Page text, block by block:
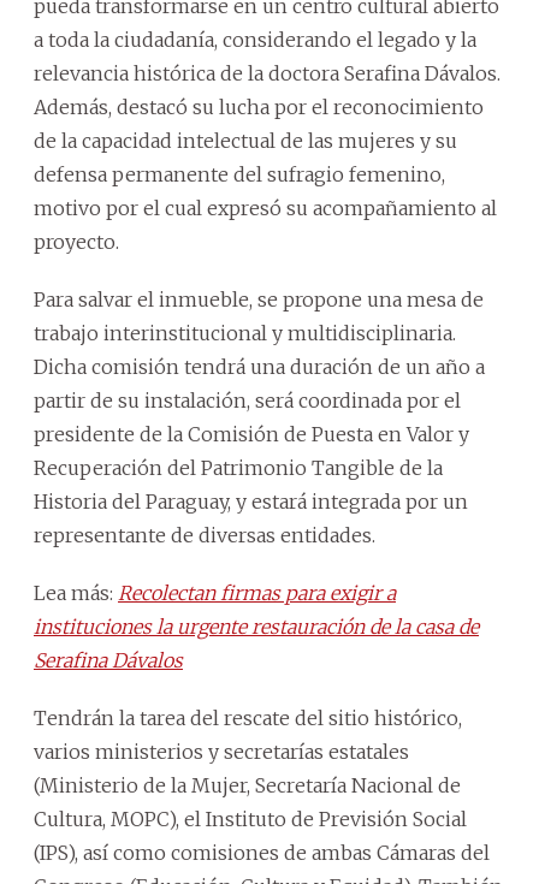
pueda transformarse en un centro cultural abierto
a toda la ciudadanía, considerando el legado y la
relevancia histórica de la doctora Serafina Dávalos.
Además, destacó su lucha por el reconocimiento
de la capacidad intelectual de las mujeres y su
defensa permanente del sufragio femenino,
motivo por el cual expresó su acompañamiento al
proyecto.
Para salvar el inmueble, se propone una mesa de
trabajo interinstitucional y multidisciplinaria.
Dicha comisión tendrá una duración de un año a
partir de su instalación, será coordinada por el
presidente de la Comisión de Puesta en Valor y
Recuperación del Patrimonio Tangible de la
Historia del Paraguay, y estará integrada por un
representante de diversas entidades.
Lea más: Recolectan firmas para exigir a
instituciones la urgente restauración de la casa de
Serafina Dávalos
Tendrán la tarea del rescate del sitio histórico,
varios ministerios y secretarías estatales
(Ministerio de la Mujer, Secretaría Nacional de
Cultura, MOPC), el Instituto de Previsión Social
(IPS), así como comisiones de ambas Cámaras del